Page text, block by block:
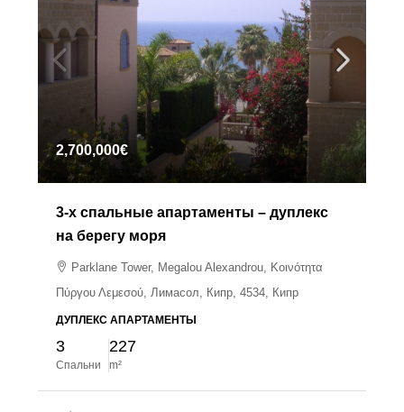
2,700,000€
3-х спальные апартаменты – дуплекс
на берегу моря
Parklane Tower, Megalou Alexandrou, Κοινότητα
Πύργου Λεμεσού, Лимасол, Кипр, 4534, Кипр
ДУПЛЕКС АПАРТАМЕНТЫ
3
Спальни
227
m²